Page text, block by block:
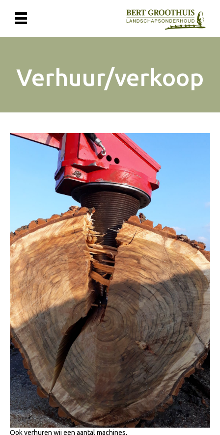
Verhuur/verkoop
Ook verhuren wij een aantal machines.